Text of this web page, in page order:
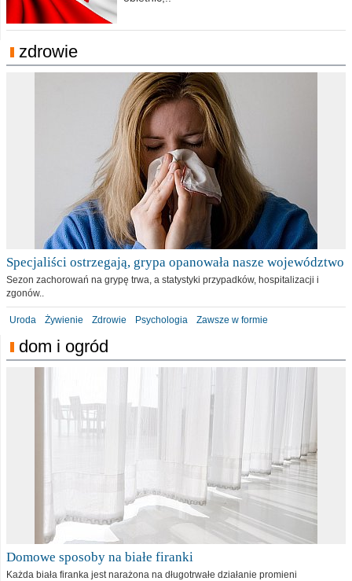
zdrowie
Specjaliści ostrzegają, grypa opanowała nasze województwo
Sezon zachorowań na grypę trwa, a statystyki przypadków, hospitalizacji i
zgonów..
Uroda Żywienie Zdrowie Psychologia Zawsze w formie
dom i ogród
Domowe sposoby na białe firanki
Każda biała firanka jest narażona na długotrwałe działanie promieni